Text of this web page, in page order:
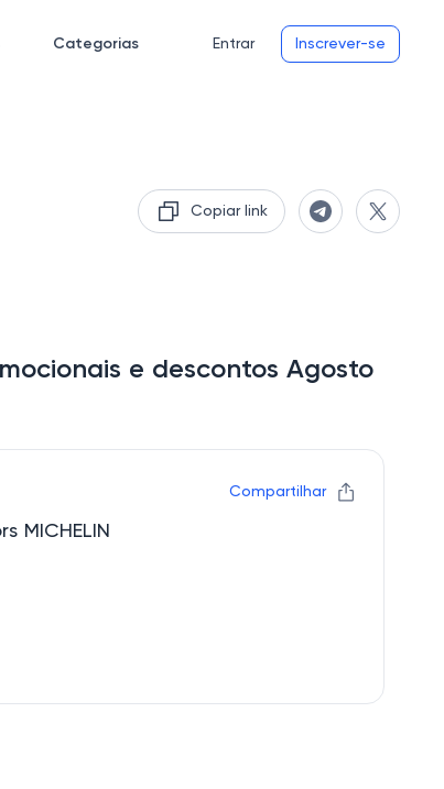
Categorias Entrar Inscrever-se
Copiar link
e descontos Agosto
Compartilhar
MICHELIN